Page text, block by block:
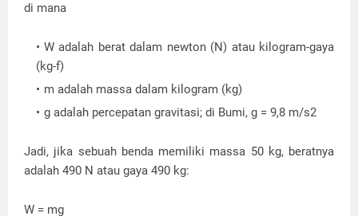
di mana
W adalah berat dalam newton (N) atau kilogram-gaya
(kg-f)
m adalah massa dalam kilogram (kg)
g adalah percepatan gravitasi; di Bumi, g = 9,8 m/s2
Jadi, jika sebuah benda memiliki massa 50 kg, beratnya
adalah 490 N atau gaya 490 kg:
W = mg